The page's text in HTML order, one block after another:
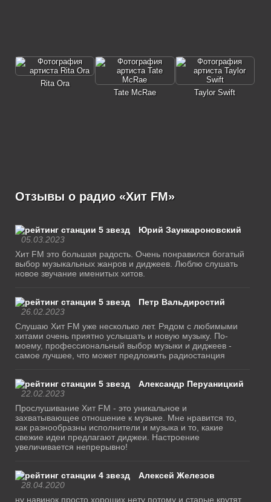
Rita Ora
Tate McRae
Taylor Swift
Отзывы о радио «Хит FM»
Юрий Заункароновский
05.03.2023
Хит FM это большая радость. Очень понравился богатый
выбор музыкальных жанров и диджеев. Люблю слушать
новое звучание именитых хитов.
Петр Вальдиростий
26.02.2023
Слушаю Хит FM уже несколько лет. Рядом с любимыми
хитами очень приятно услышать и новую музыку. По-
моему, профессиональный выбор музыки и диджеев -
самое лучшее, что может предложить радиостанция
Александр Перуаницкий
22.02.2023
Прослушивание Хит FM - это уникальное и
захватывающее отношение к музыке. Мне нравится то,
как разнообразны исполнители и музыка и то, какие
свежие идеи предлагают диджеи. Настроение
увеличивается непрерывно!
Алексей Железов
28.04.2020
ну навинок просто хороших нету потому и старые крутят